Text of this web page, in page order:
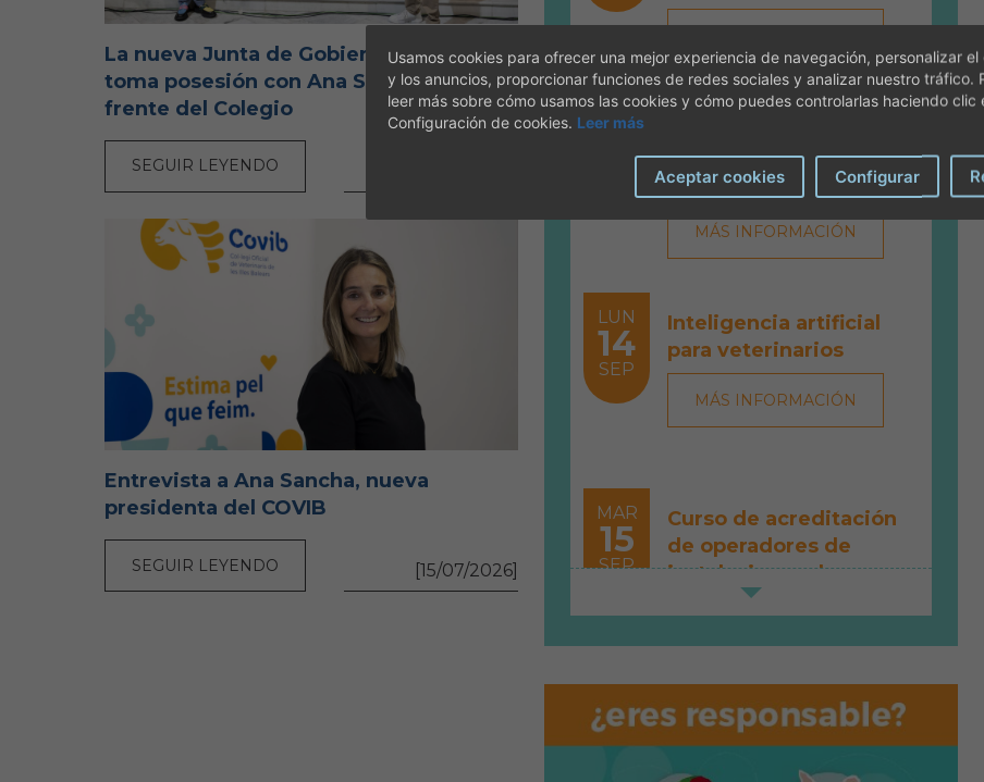
La nueva Junta de Gobierno del COVIB
toma posesión con Ana Sancha al
frente del Colegio
SEGUIR LEYENDO
Entrevista a Ana Sancha, nueva
presidenta del COVIB
SEGUIR LEYENDO [15/07/2026]
veterinaria: de la
diagnóstico definitivo
VIE
Veterinaria en
Espectáculos Taurinos
MÁS INFORMACIÓN
LUN
14
SEP
Inteligencia artificial
para veterinarios
MÁS INFORMACIÓN
MAR
15
SEP
Curso de acreditación
de operadores de
instalaciones de
radiodiagnóstico
LUN
21
Clínica oftalmológica
en el perro y el gato
(ed. 13)
Usamos cookies para ofrecer una mejor experiencia de navegación, personalizar
y los anuncios, proporcionar funciones de redes sociales y analizar nuestro tráfico.
leer más sobre cómo usamos las cookies y cómo puedes controlarlas haciendo clic
Configuración de cookies. Leer más
Aceptar cookies Configurar